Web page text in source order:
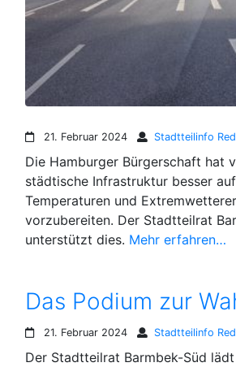
21. Februar 2024 Stadtteilinfo
Die Hamburger Bürgerschaft hat
städtische Infrastruktur besser
Temperaturen und
vorzubereiten. Der Stadtteilrat
unterstützt dies. Mehr erfahren…
Das Podium zur
21. Februar 2024 Stadtteilinfo
Der Stadtteilrat Barmbek-Süd